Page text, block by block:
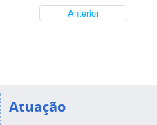
Anterior
Atuação